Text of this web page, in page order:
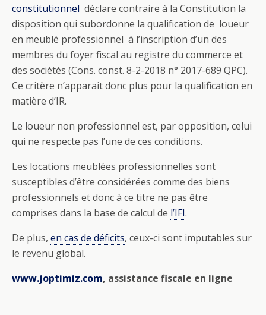
constitutionnel déclare contraire à la Constitution la
disposition qui subordonne la qualification de loueur
en meublé professionnel à l’inscription d’un des
membres du foyer fiscal au registre du commerce et
des sociétés (Cons. const. 8-2-2018 n° 2017-689 QPC).
Ce critère n’apparait donc plus pour la qualification en
matière d’IR.
Le loueur non professionnel est, par opposition, celui
qui ne respecte pas l’une de ces conditions.
Les locations meublées professionnelles sont
susceptibles d’être considérées comme des biens
professionnels et donc à ce titre ne pas être
comprises dans la base de calcul de l’IFI.
De plus, en cas de déficits, ceux-ci sont imputables sur
le revenu global.
www.joptimiz.com, assistance fiscale en ligne